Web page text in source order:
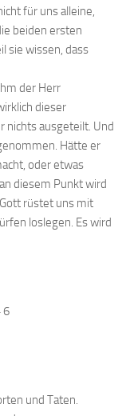
für uns alleine,
beiden ersten
sie wissen, dass
der Herr
dieser
nichts ausgeteilt. Und
Hätte er
oder etwas
diesem Punkt wird
rüstet uns mit
loslegen. Es wird
6
und Taten.